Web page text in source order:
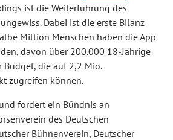
ist die Weiterführung des
Dabei ist die erste Bilanz
Million Menschen haben die App
davon über 200.000 18-Jährige
die auf 2,2 Mio.
zugreifen können.
fordert ein Bündnis an
des Deutschen
Bühnenverein, Deutscher